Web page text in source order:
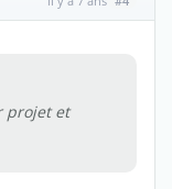
projet et